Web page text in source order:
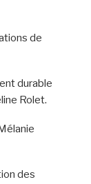
de
durable
Rolet.
des